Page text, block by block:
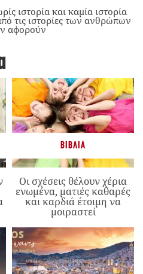
ιστορία και καμία ιστορία
τις ιστορίες των ανθρώπων
αφορούν
ΒΙΒΛΊΑ
Οι σχέσεις θέλουν χέρια
ενωμένα, ματιές καθαρές
και καρδιά έτοιμη να
μοιραστεί